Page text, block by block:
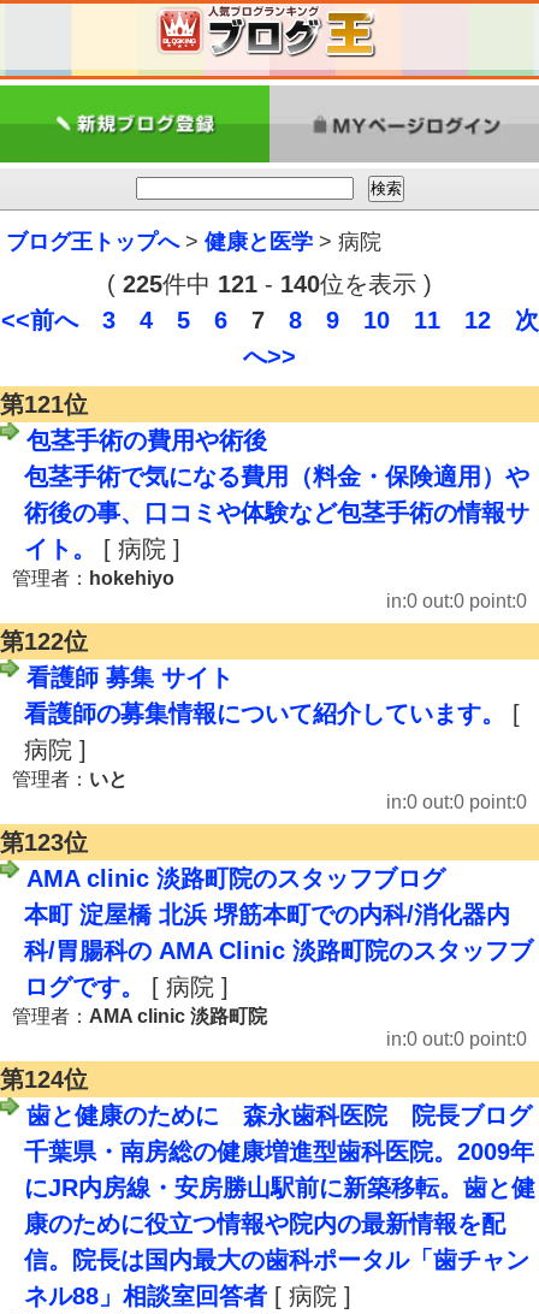
ブログ王トップへ> 健康と医学 > 病院
( 225件中 121 - 140位を表示 )
<<前へ
3 4 5 6 7 8 9 10 11 12
次
へ>>
第121位
包茎手術の費用や術後
包茎手術で気になる費用（料金・保険適用）や
術後の事、口コミや体験など包茎手術の情報サ
イト。
[ 病院 ]
管理者： hokehiyo
in:0 out:0 point:0
第122位
看護師 募集 サイト
看護師の募集情報について紹介しています。
[
病院 ]
管理者： いと
in:0 out:0 point:0
第123位
AMA clinic 淡路町院のスタッフブログ
本町 淀屋橋 北浜 堺筋本町での内科/消化器内
科/胃腸科の AMA Clinic 淡路町院のスタッフブ
ログです。
[ 病院 ]
管理者： AMA clinic 淡路町院
in:0 out:0 point:0
第124位
歯と健康のために 森永歯科医院 院長ブログ
千葉県・南房総の健康増進型歯科医院。2009年
にJR内房線・安房勝山駅前に新築移転。歯と健
康のために役立つ情報や院内の最新情報を配
信。院長は国内最大の歯科ポータル「歯チャン
ネル88」相談室回答者 [ 病院 ]